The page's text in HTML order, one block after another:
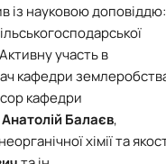
із науковою доповіддю:
участь в
кафедри
кафедри
Анатолій Балаєв,
хімії та